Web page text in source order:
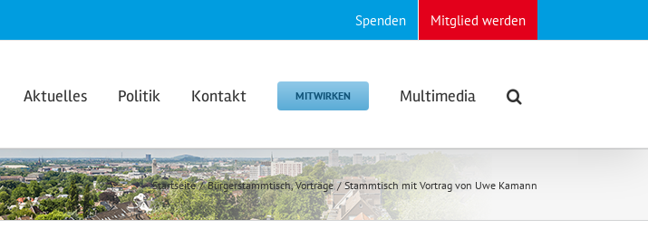
Spenden Mitglied werden
Aktuelles Politik Kontakt MITWIRKEN Multimedia
Startseite Bürgerstammtisch Vorträge Stammtisch mit Vortrag von Uwe Kamann